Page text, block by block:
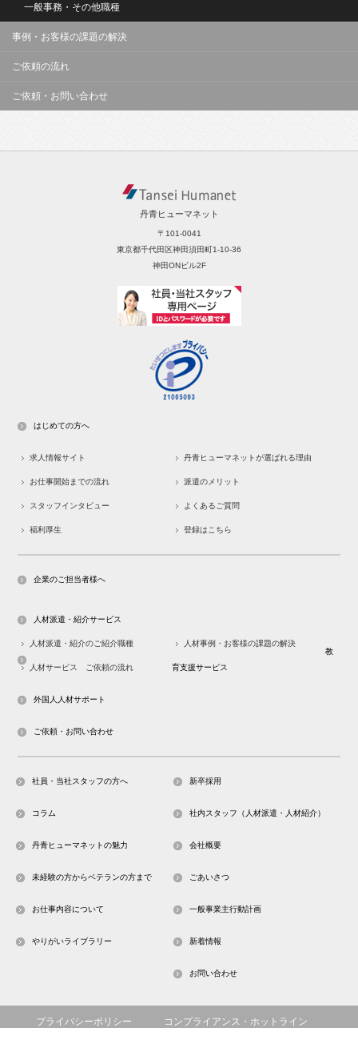
一般事務・その他職種
事例・お客様の課題の解決
ご依頼の流れ
ご依頼・お問い合わせ
丹青ヒューマネット
〒101-0041
東京都千代田区神田須田町1-10-36
神田ONビル2F
はじめての方へ
求人情報サイト 丹青ヒューマネットが選ばれる理由
お仕事開始までの流れ 派遣のメリット
スタッフインタビュー よくあるご質問
福利厚生 登録はこちら
企業のご担当者様へ
人材派遣・紹介サービス
人材派遣・紹介のご紹介職種 人材事例・お客様の課題の解決
人材サービス ご依頼の流れ
教
育支援サービス
外国人人材サポート
ご依頼・お問い合わせ
社員・当社スタッフの方へ
コラム
丹青ヒューマネットの魅力
未経験の方からベテランの方まで
お仕事内容について
やりがいライブラリー
新卒採用
社内スタッフ（人材派遣・人材紹介）
会社概要
ごあいさつ
一般事業主行動計画
新着情報
お問い合わせ
プライバシーポリシー
コンプライアンス・ホットライン